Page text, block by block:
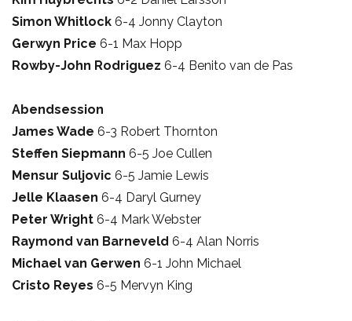
Simon Whitlock 6-4 Jonny Clayton
Gerwyn Price 6-1 Max Hopp
Rowby-John Rodriguez 6-4 Benito van de Pas
Abendsession
James Wade 6-3 Robert Thornton
Steffen Siepmann 6-5 Joe Cullen
Mensur Suljovic 6-5 Jamie Lewis
Jelle Klaasen 6-4 Daryl Gurney
Peter Wright 6-4 Mark Webster
Raymond van Barneveld 6-4 Alan Norris
Michael van Gerwen 6-1 John Michael
Cristo Reyes 6-5 Mervyn King